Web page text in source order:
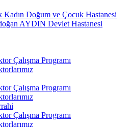
Kadın Doğum ve Çocuk Hastanesi
AYDIN Devlet Hastanesi
Çalışma Programı
Çalışma Programı
Çalışma Programı